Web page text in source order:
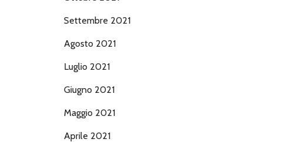
Settembre 2021
Agosto 2021
Luglio 2021
Giugno 2021
Maggio 2021
Aprile 2021